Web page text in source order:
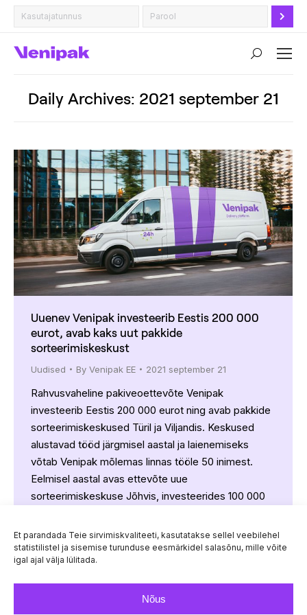
Et parandada Teie sirvimiskvaliteeti, kasutatakse sellel veebilehel
statistilistel ja sisemise turunduse eesmärkidel salasõnu, mille võite
igal ajal välja lülitada.
Nõus
Search:
Daily Archives: 2021 september 21
Uuenev Venipak investeerib Eestis 200 000
eurot, avab kaks uut pakkide
sorteerimiskeskust
Uudised By Venipak EE 2021 september 21
Rahvusvaheline pakiveoettevõte Venipak
investeerib Eestis 200 000 eurot ning avab pakkide
sorteerimiskeskused Türil ja Viljandis. Keskused
alustavad tööd järgmisel aastal ja laienemiseks
võtab Venipak mõlemas linnas tööle 50 inimest.
Eelmisel aastal avas ettevõte uue
sorteerimiskeskuse Jõhvis, investeerides 100 000
Venipak suurendab ka Tallinna sorteerimiskeskuse
võimsust. „E-kaubandus esitab selgelt
väljakutseid…